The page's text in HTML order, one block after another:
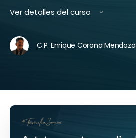
Ver detalles del curso
C.P. Enrique Corona Mendoza